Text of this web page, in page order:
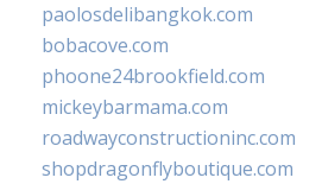
paolosdelibangkok.com
bobacove.com
phoone24brookfield.com
mickeybarmama.com
roadwayconstructioninc.com
shopdragonflyboutique.com